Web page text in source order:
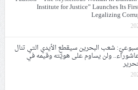
Institute for Justice” Launches Its
Legalizing
شعب البحرين سيقطع الأيدي التي تنال
ولن يساوم على هويّته وقيمه في